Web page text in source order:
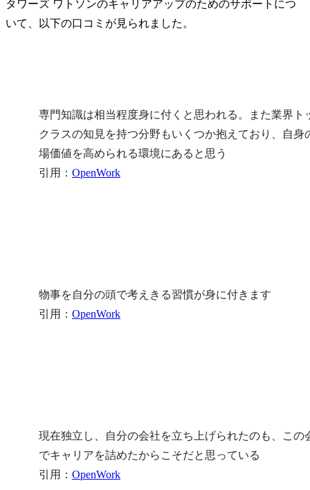
タワーズ ワトソンのキャリアアップのためのサポートにつ
いて、以下の口コミが見られました。
専門知識は相当程度身に付くと思われる。また業界ト
クラスの知見を持つ分野もいくつか抱えており、自身
場価値を高められる環境にあると思う
引用： OpenWork
物事を自分の頭で考えきる習慣が身に付きます
引用： OpenWork
現在独立し、自分の会社を立ち上げられたのも、この
でキャリアを詰めたからこそだと思っている
引用： OpenWork